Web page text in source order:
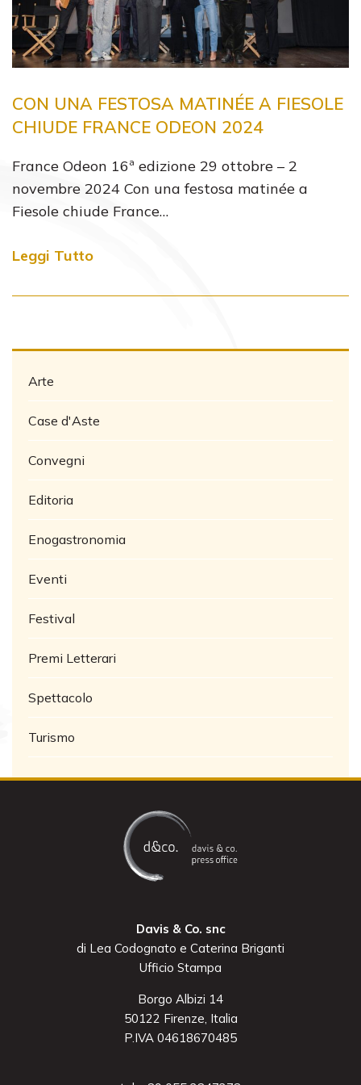
CON UNA FESTOSA MATINÉE A FIESOLE
CHIUDE FRANCE ODEON 2024
France Odeon 16ª edizione 29 ottobre – 2
novembre 2024 Con una festosa matinée a
Fiesole chiude France…
Leggi Tutto
Arte
Case d'Aste
Convegni
Editoria
Enogastronomia
Eventi
Festival
Premi Letterari
Spettacolo
Turismo
Davis & Co. snc
di Lea Codognato e Caterina Briganti
Ufficio Stampa
Borgo Albizi 14
50122 Firenze, Italia
P.IVA 04618670485